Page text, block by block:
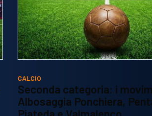
CALCIO
Seconda categoria: i
Albosaggia Ponchiera,